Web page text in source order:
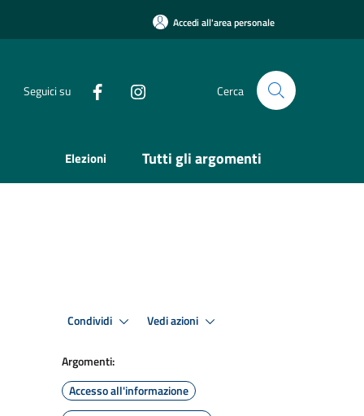
Accedi all'area personale
Seguici su Cerca
Elezioni Tutti gli argomenti
Condividi Vedi azioni
Argomenti:
Accesso all'informazione